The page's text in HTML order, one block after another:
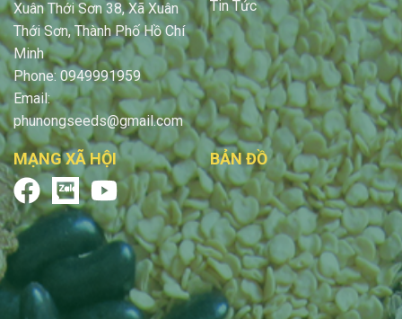
Xuân Thới Sơn 38, Xã Xuân
Thới Sơn, Thành Phố Hồ Chí
Minh
Phone: 0949991959
Email:
phunongseeds@gmail.com
Tin Tức
MẠNG XÃ HỘI BẢN ĐỒ